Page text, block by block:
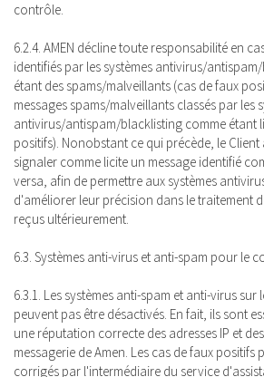
contrôle.
6.2.4. AMEN décline toute responsabilité en
identifiés par les systèmes antivirus/
étant des spams/malveillants (cas de faux
messages spams/malveillants classés par les
antivirus/antispam/blacklisting comme étant
positifs). Nonobstant ce qui précède, le Client
signaler comme licite un message identifié
versa, afin de permettre aux systèmes
d'améliorer leur précision dans le traitement
reçus ultérieurement.
6.3. Systèmes anti-virus et anti-spam pour le
6.3.1. Les systèmes anti-spam et anti-virus
peuvent pas être désactivés. En fait, ils sont
une réputation correcte des adresses IP et
messagerie de Amen. Les cas de faux positifs
corrigés par l'intermédiaire du service